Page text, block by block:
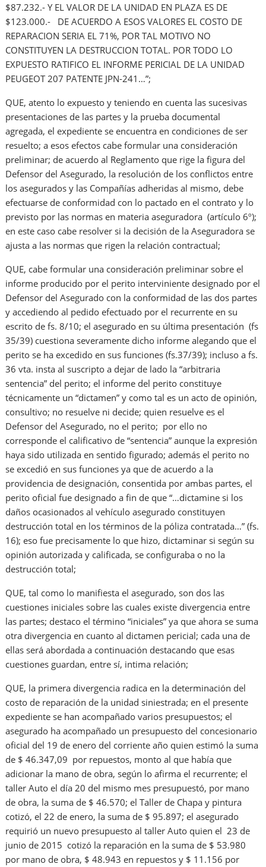
$87.232.- Y EL VALOR DE LA UNIDAD EN PLAZA ES DE
$123.000.- DE ACUERDO A ESOS VALORES EL COSTO DE
REPARACION SERIA EL 71%, POR TAL MOTIVO NO
CONSTITUYEN LA DESTRUCCION TOTAL. POR TODO LO
EXPUESTO RATIFICO EL INFORME PERICIAL DE LA UNIDAD
PEUGEOT 207 PATENTE JPN-241…”;
QUE, atento lo expuesto y teniendo en cuenta las sucesivas
presentaciones de las partes y la prueba documental
agregada, el expediente se encuentra en condiciones de ser
resuelto; a esos efectos cabe formular una consideración
preliminar; de acuerdo al Reglamento que rige la figura del
Defensor del Asegurado, la resolución de los conflictos entre
los asegurados y las Compañías adheridas al mismo, debe
efectuarse de conformidad con lo pactado en el contrato y lo
previsto por las normas en materia aseguradora (artículo 6º);
en este caso cabe resolver si la decisión de la Aseguradora se
ajusta a las normas que rigen la relación contractual;
QUE, cabe formular una consideración preliminar sobre el
informe producido por el perito interviniente designado por el
Defensor del Asegurado con la conformidad de las dos partes
y accediendo al pedido efectuado por el recurrente en su
escrito de fs. 8/10; el asegurado en su última presentación (fs
35/39) cuestiona severamente dicho informe alegando que el
perito se ha excedido en sus funciones (fs.37/39); incluso a fs.
36 vta. insta al suscripto a dejar de lado la “arbitraria
sentencia” del perito; el informe del perito constituye
técnicamente un “dictamen” y como tal es un acto de opinión,
consultivo; no resuelve ni decide; quien resuelve es el
Defensor del Asegurado, no el perito; por ello no
corresponde el calificativo de “sentencia” aunque la expresión
haya sido utilizada en sentido figurado; además el perito no
se excedió en sus funciones ya que de acuerdo a la
providencia de designación, consentida por ambas partes, el
perito oficial fue designado a fin de que “…dictamine si los
daños ocasionados al vehículo asegurado constituyen
destrucción total en los términos de la póliza contratada…” (fs.
16); eso fue precisamente lo que hizo, dictaminar si según su
opinión autorizada y calificada, se configuraba o no la
destrucción total;
QUE, tal como lo manifiesta el asegurado, son dos las
cuestiones iniciales sobre las cuales existe divergencia entre
las partes; destaco el término “iniciales” ya que ahora se suma
otra divergencia en cuanto al dictamen pericial; cada una de
ellas será abordada a continuación destacando que esas
cuestiones guardan, entre sí, intima relación;
QUE, la primera divergencia radica en la determinación del
costo de reparación de la unidad siniestrada; en el presente
expediente se han acompañado varios presupuestos; el
asegurado ha acompañado un presupuesto del concesionario
oficial del 19 de enero del corriente año quien estimó la suma
de $ 46.347,09 por repuestos, monto al que había que
adicionar la mano de obra, según lo afirma el recurrente; el
taller Auto el día 20 del mismo mes presupuestó, por mano
de obra, la suma de $ 46.570; el Taller de Chapa y pintura
cotizó, el 22 de enero, la suma de $ 95.897; el asegurado
requirió un nuevo presupuesto al taller Auto quien el 23 de
junio de 2015 cotizó la reparación en la suma de $ 53.980
por mano de obra, $ 48.943 en repuestos y $ 11.156 por